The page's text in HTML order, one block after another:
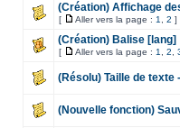
(Création) Affichage
[ Aller vers la page : 1 2 ]
(Création) Balise [lang]
[ Aller vers la page : 1 2
(Résolu) Taille de texte
(Nouvelle fonction)